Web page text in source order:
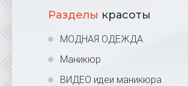
Разделы красоты
МОДНАЯ ОДЕЖДА
Маникюр
ВИДЕО идеи маникюра